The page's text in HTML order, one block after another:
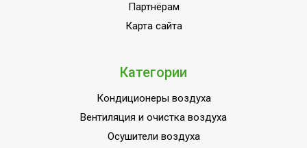
Партнёрам
Карта сайта
Категории
Кондиционеры воздуха
Вентиляция и очистка воздуха
Осушители воздуха